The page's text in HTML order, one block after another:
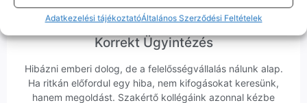
Adatkezelési tájékoztatóÁltalános Szerződési Feltételek
Korrekt Ügyintézés
Hibázni emberi dolog, de a felelősségvállalás nálunk alap.
Ha ritkán előfordul egy hiba, nem kifogásokat keresünk,
hanem megoldást. Szakértő kollégáink azonnal kézbe